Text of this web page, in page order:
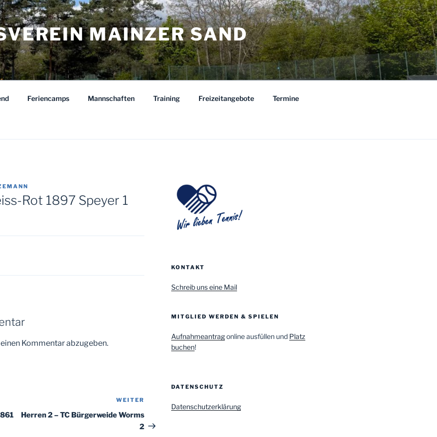
MAINZER SAND
Feriencamps Mannschaften Training Freizeitangebote Termine
Rot 1897 Speyer 1
Kommentar abzugeben.
Beitrag
WEITER
Herren 2 – TC Bürgerweide Worms
2
KONTAKT
Schreib uns eine Mail
MITGLIED WERDEN & SPIELEN
Aufnahmeantragonline ausfüllen und Platz
buchen!
DATENSCHUTZ
Datenschutzerklärung